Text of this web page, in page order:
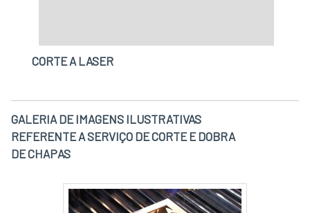
CORTE A LASER
GALERIA DE IMAGENS ILUSTRATIVAS
REFERENTE A SERVIÇO DE CORTE E DOBRA
DE CHAPAS